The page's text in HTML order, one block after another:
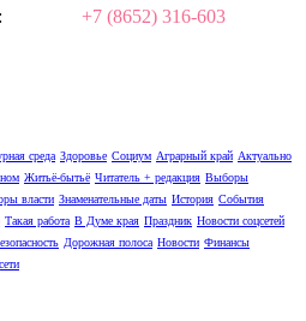
+7 (8652) 316-603
среда Здоровье Социум Аграрный край Актуально
Житьё-бытьё Читатель + редакция Выборы
власти Знаменательные даты История События
Такая работа В Думе края Праздник Новости соцсетей
Дорожная полоса Новости Финансы